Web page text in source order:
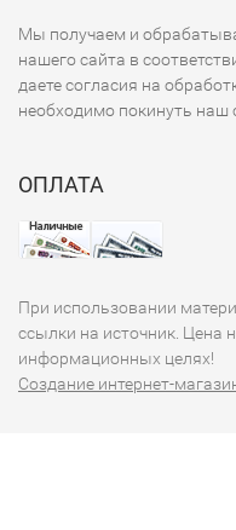
Мы получаем и
нашего сайта в
даете согласия на
необходимо покинуть наш
ОПЛАТА
При использовании
ссылки на источник. Цена
информационных целях!
Создание интернет-